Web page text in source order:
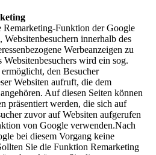
Remarketing-Funktion der Google
innerhalb des
Werbeanzeigen zu
wird ein sog.
den Besucher
Websiten aufruft, die dem
Auf diesen Seiten können
präsentiert werden, die sich auf
zuvor auf Websiten aufgerufen
von Google verwenden.Nach
bei diesem Vorgang keine
Sie die Funktion Remarketing